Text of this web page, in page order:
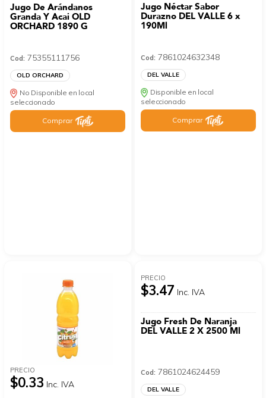
Jugo De Arándanos
Granda Y Acai OLD
ORCHARD 1890 G
Cod: 75355111756
OLD ORCHARD
No Disponible en local
seleccionado
Comprar
Jugo Néctar Sabor
Durazno DEL VALLE 6 x
190Ml
Cod: 7861024632348
DEL VALLE
Disponible en local
seleccionado
Comprar
PRECIO
$0.33 Inc. IVA
PRECIO
$3.47 Inc. IVA
Jugo Fresh De Naranja
DEL VALLE 2 X 2500 Ml
Cod: 7861024624459
DEL VALLE